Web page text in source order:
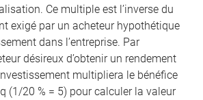
Ce multiple est l’inverse du
exigé par un acheteur hypothétique
dans l’entreprise. Par
désireux d’obtenir un rendement
multipliera le bénéfice
(1/20 % = 5) pour calculer la valeur